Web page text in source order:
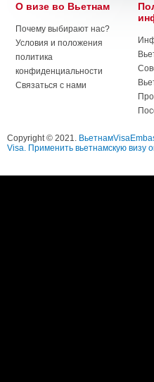
О визе во Вьетнам
Почему выбирают нас?
Условия и положения
политика
конфиденциальности
Связаться с нами
Copyright © 2021.
Visa. Применить вьетнамскую визу